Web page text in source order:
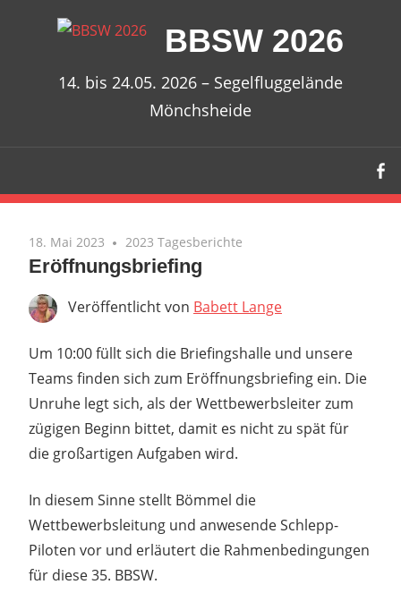
BBSW 2026
14. bis 24.05. 2026 – Segelfluggelände
Mönchsheide
18. Mai 2023 2023 Tagesberichte
Eröffnungsbriefing
Veröffentlicht von Babett Lange
Um 10:00 füllt sich die Briefingshalle und unsere
Teams finden sich zum Eröffnungsbriefing ein. Die
Unruhe legt sich, als der Wettbewerbsleiter zum
zügigen Beginn bittet, damit es nicht zu spät für
die großartigen Aufgaben wird.
In diesem Sinne stellt Bömmel die
Wettbewerbsleitung und anwesende Schlepp-
Piloten vor und erläutert die Rahmenbedingungen
für diese 35. BBSW.